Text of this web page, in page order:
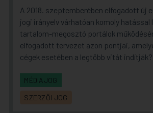
A 2018. szeptemberében elfogadott új
jogi irányelv várhatóan komoly hatással
tartalom-megosztó portálok
elfogadott tervezet azon pontjai,
cégek esetében a legtöbb vitát indítják?
MÉDIAJOG
SZERZŐI JOG